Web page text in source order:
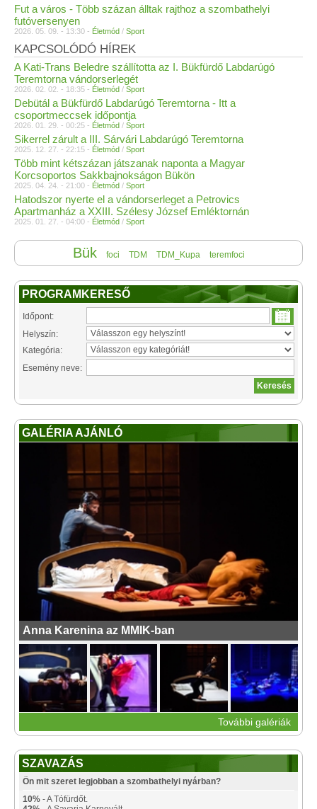
Fut a város - Több százan álltak rajthoz a szombathelyi
futóversenyen
2026. 05. 09. - 13:30 - Életmód / Sport
KAPCSOLÓDÓ HÍREK
A Kati-Trans Beledre szállította az I. Bükfürdő Labdarúgó
Teremtorna vándorserlegét
2026. 02. 02. - 18:35 - Életmód / Sport
Debütál a Bükfürdő Labdarúgó Teremtorna - Itt a
csoportmeccsek időpontja
2026. 01. 29. - 00:25 - Életmód / Sport
Sikerrel zárult a III. Sárvári Labdarúgó Teremtorna
2025. 12. 27. - 22:15 - Életmód / Sport
Több mint kétszázan játszanak naponta a Magyar
Korcsoportos Sakkbajnokságon Bükön
2025. 04. 24. - 21:00 - Életmód / Sport
Hatodszor nyerte el a vándorserleget a Petrovics
Apartmanház a XXIII. Szélesy József Emléktornán
2025. 01. 27. - 04:00 - Életmód / Sport
Bük foci TDM TDM_Kupa teremfoci
PROGRAMKERESŐ
Időpont:
Helyszín:
Kategória:
Esemény neve:
GALÉRIA AJÁNLÓ
Anna Karenina az MMIK-ban
További galériák
SZAVAZÁS
Ön mit szeret legjobban a szombathelyi nyárban?
10% - A Tófürdőt.